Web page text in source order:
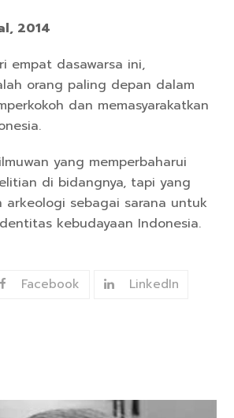
2014
empat dasawarsa ini,
orang paling depan dalam
dan memasyarakatkan
yang memperbaharui
di bidangnya, tapi yang
arkeologi sebagai sarana untuk
kebudayaan Indonesia.
Facebook
LinkedIn